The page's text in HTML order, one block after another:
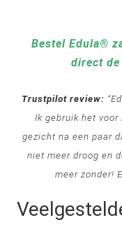
Bestel Edula®
direct
Trustpilot review:
Ik gebruik het
gezicht na een paar
niet meer droog en
meer zonder!